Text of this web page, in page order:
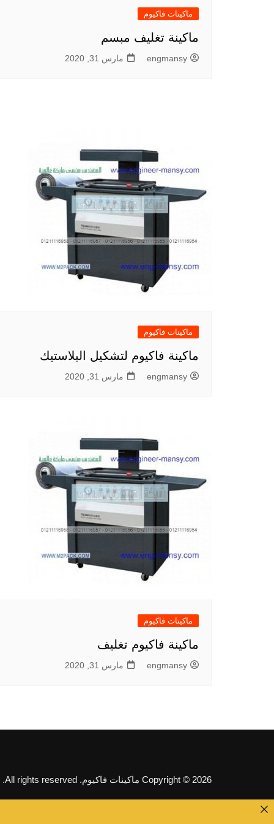
ماكينات فاكيوم
ماكينة تغليف مبسم
engmansy مارس 31, 2020
ماكينات فاكيوم
ماكينة فاكيوم لتشكيل البلاستيك
engmansy مارس 31, 2020
ماكينات فاكيوم
ماكينة فاكيوم تغليف
engmansy مارس 31, 2020
Copyright © 2026 ماكينات فاكيوم. All rights reserved.